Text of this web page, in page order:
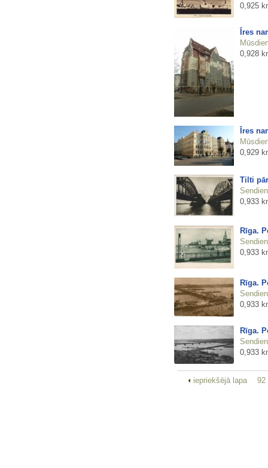
0,925
Īres
0,928
Īres
0,929
Tilti
0,933
Rīga.
0,933
Rīga.
0,933
Rīga.
0,933
iepriekšējā lapa 92